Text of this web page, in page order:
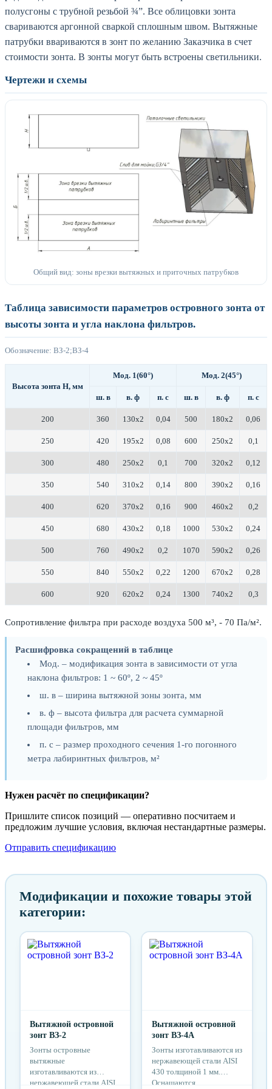
полусгоны с трубной резьбой ¾”. Все облицовки зонта
свариваются аргонной сваркой сплошным швом. Вытяжные
патрубки ввариваются в зонт по желанию Заказчика в счет
стоимости зонта. В зонты могут быть встроены светильники.
Чертежи и схемы
Общий вид: зоны врезки вытяжных и приточных патрубков
Таблица зависимости параметров островного зонта от
высоты зонта и угла наклона фильтров.
Обозначение: ВЗ-2;ВЗ-4
Высота зонта Н, мм
Мод. 1(60°) Мод. 2(45°)
ш. в в. ф п. с ш. в в. ф п. с
200 360 130х2 0,04 500 180х2 0,06
250 420 195х2 0,08 600 250х2 0,1
300 480 250х2 0,1 700 320х2 0,12
350 540 310х2 0,14 800 390х2 0,16
400 620 370х2 0,16 900 460х2 0,2
450 680 430х2 0,18 1000 530х2 0,24
500 760 490х2 0,2 1070 590х2 0,26
550 840 550х2 0,22 1200 670х2 0,28
600 920 620х2 0,24 1300 740х2 0,3
Сопротивление фильтра при расходе воздуха 500 м³, - 70 Па/м².
Расшифровка сокращений в таблице
Мод. – модификация зонта в зависимости от угла
наклона фильтров: 1 ~ 60º, 2 ~ 45º
ш. в – ширина вытяжной зоны зонта, мм
в. ф – высота фильтра для расчета суммарной
площади фильтров, мм
п. с – размер проходного сечения 1-го погонного
метра лабиринтных фильтров, м²
Нужен расчёт по спецификации?
Пришлите список позиций — оперативно посчитаем и
предложим лучшие условия, включая нестандартные размеры.
Отправить спецификацию
Модификации и похожие товары этой
категории:
Вытяжной островной
зонт ВЗ-2
Зонты островные
вытяжные
изготавливаются из
нержавеющей стали AISI
Вытяжной островной
зонт ВЗ-4А
Зонты изготавливаются из
нержавеющей стали AISI
430 толщиной 1 мм.
Оснащаются